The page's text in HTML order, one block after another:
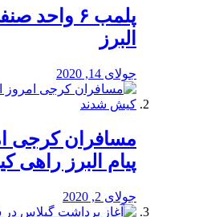
پلمب ۶
البرز
جولای 14, 2020
مسافران کرجی
پیام البرز
جولای 2, 2020